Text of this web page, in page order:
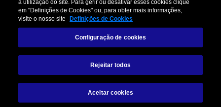
Proteção para as empresas no
cenário de superação da pandemia
a utilização do site. Para gerir ou desativar esses cookies clique
em "Definições de Cookies" ou, para obter mais informações,
visite o nosso site
Definições de Cookies
Configuração de cookies
Rejeitar todos
Aceitar cookies